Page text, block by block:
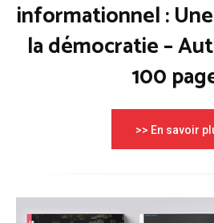
informationnel :
la démocratie –
100
>> En savoir